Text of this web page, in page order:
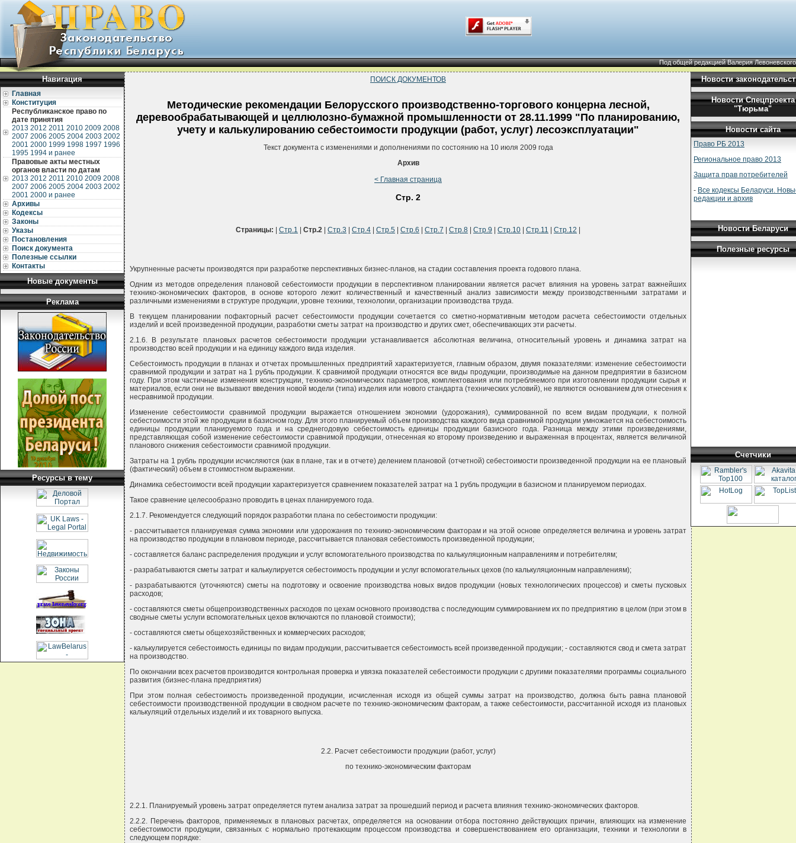
Под общей редакцией Валерия Левоневского
Навигация
Главная
Конституция
Республиканское право по
дате принятия
2013 2012 2011 2010 2009 2008
2007 2006 2005 2004 2003 2002
2001 2000 1999 1998 1997 1996
1995 1994 и ранее
Правовые акты местных
органов власти по датам
2013 2012 2011 2010 2009 2008
2007 2006 2005 2004 2003 2002
2001 2000 и ранее
Архивы
Кодексы
Законы
Указы
Постановления
Поиск документа
Полезные ссылки
Контакты
Новые документы
Реклама
Ресурсы в тему
ПОИСК ДОКУМЕНТОВ
Методические рекомендации Белорусского производственно-торгового концерна лесной,
деревообрабатывающей и целлюлозно-бумажной промышленности от 28.11.1999 "По планированию,
учету и калькулированию себестоимости продукции (работ, услуг) лесоэксплуатации"
Текст документа с изменениями и дополнениями по состоянию на 10 июля 2009 года
Архив
< Главная страница
Стр. 2
Страницы: Стр.1 Стр.2 Стр.3 Стр.4 Стр.5 Стр.6 Стр.7 Стр.8 Стр.9 Стр.10 Стр.11 Стр.12
Укрупненные расчеты производятся при разработке перспективных бизнес-планов, на стадии составления проекта годового плана.
Одним из методов определения плановой себестоимости продукции в перспективном планировании является расчет влияния на уровень затрат важнейших
технико-экономических факторов, в основе которого лежит количественный и качественный анализ зависимости между производственными затратами и
различными изменениями в структуре продукции, уровне техники, технологии, организации производства труда.
В текущем планировании пофакторный расчет себестоимости продукции сочетается со сметно-нормативным методом расчета себестоимости отдельных
изделий и всей произведенной продукции, разработки сметы затрат на производство и других смет, обеспечивающих эти расчеты.
2.1.6. В результате плановых расчетов себестоимости продукции устанавливается абсолютная величина, относительный уровень и динамика затрат на
производство всей продукции и на единицу каждого вида изделия.
Себестоимость продукции в планах и отчетах промышленных предприятий характеризуется, главным образом, двумя показателями: изменение себестоимости
сравнимой продукции и затрат на 1 рубль продукции. К сравнимой продукции относятся все виды продукции, производимые на данном предприятии в базисном
году. При этом частичные изменения конструкции, технико-экономических параметров, комплектования или потребляемого при изготовлении продукции сырья и
материалов, если они не вызывают введения новой модели (типа) изделия или нового стандарта (технических условий), не являются основанием для отнесения к
несравнимой продукции.
Изменение себестоимости сравнимой продукции выражается отношением экономии (удорожания), суммированной по всем видам продукции, к полной
себестоимости этой же продукции в базисном году. Для этого планируемый объем производства каждого вида сравнимой продукции умножается на себестоимость
единицы продукции планируемого года и на среднегодовую себестоимость единицы продукции базисного года. Разница между этими произведениями,
представляющая собой изменение себестоимости сравнимой продукции, отнесенная ко второму произведению и выраженная в процентах, является величиной
планового снижения себестоимости сравнимой продукции.
Затраты на 1 рубль продукции исчисляются (как в плане, так и в отчете) делением плановой (отчетной) себестоимости произведенной продукции на ее плановый
(фактический) объем в стоимостном выражении.
Динамика себестоимости всей продукции характеризуется сравнением показателей затрат на 1 рубль продукции в базисном и планируемом периодах.
Такое сравнение целесообразно проводить в ценах планируемого года.
2.1.7. Рекомендуется следующий порядок разработки плана по себестоимости продукции:
- рассчитывается планируемая сумма экономии или удорожания по технико-экономическим факторам и на этой основе определяется величина и уровень затрат
на производство продукции в плановом периоде, рассчитывается плановая себестоимость произведенной продукции;
- составляется баланс распределения продукции и услуг вспомогательного производства по калькуляционным направлениям и потребителям;
- разрабатываются сметы затрат и калькулируется себестоимость продукции и услуг вспомогательных цехов (по калькуляционным направлениям);
- разрабатываются (уточняются) сметы на подготовку и освоение производства новых видов продукции (новых технологических процессов) и сметы пусковых
расходов;
- составляются сметы общепроизводственных расходов по цехам основного производства с последующим суммированием их по предприятию в целом (при этом в
сводные сметы услуги вспомогательных цехов включаются по плановой стоимости);
- составляются сметы общехозяйственных и коммерческих расходов;
- калькулируется себестоимость единицы по видам продукции, рассчитывается себестоимость всей произведенной продукции; - составляются свод и смета затрат
на производство.
По окончании всех расчетов производится контрольная проверка и увязка показателей себестоимости продукции с другими показателями программы социального
развития (бизнес-плана предприятия)
При этом полная себестоимость произведенной продукции, исчисленная исходя из общей суммы затрат на производство, должна быть равна плановой
себестоимости производственной продукции в сводном расчете по технико-экономическим факторам, а также себестоимости, рассчитанной исходя из плановых
калькуляций отдельных изделий и их товарного выпуска.
2.2. Расчет себестоимости продукции (работ, услуг)
по технико-экономическим факторам
2.2.1. Планируемый уровень затрат определяется путем анализа затрат за прошедший период и расчета влияния технико-экономических факторов.
2.2.2. Перечень факторов, применяемых в плановых расчетах, определяется на основании отбора постоянно действующих причин, влияющих на изменение
себестоимости продукции, связанных с нормально протекающим процессом производства и совершенствованием его организации, техники и технологии в
следующем порядке:
Новости
Новости Спецпроекта
"Тюрьма"
Новости сайта
Право РБ 2013
Региональное право 2013
Защита прав потребителей
- Все кодексы Беларуси.
редакции и архив
Новости Беларуси
Полезные ресурсы
Счетчики